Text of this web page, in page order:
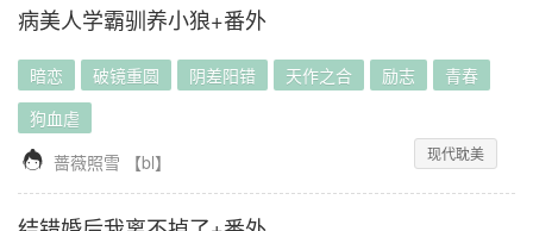
病美人学霸驯养小狼+番外
暗恋 破镜重圆 阴差阳错 天作之合 励志
青春
狗血虐
 蔷薇照雪 【bl】 现代耽美